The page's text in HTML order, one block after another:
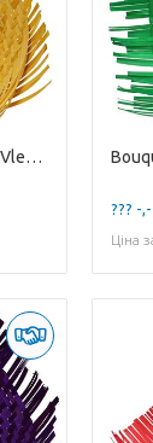
Bouquet holder Bamboo Vlecht D34cm
??? -
Ціна